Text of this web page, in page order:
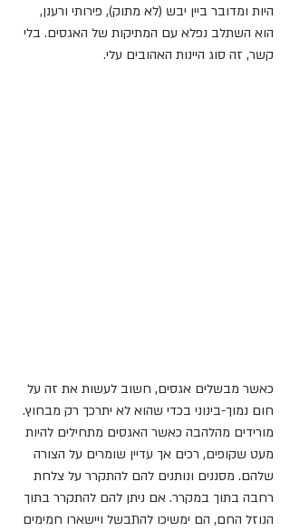
היות ומדובר ביין יבש (לא מתוק), פירותי ורענן,
הוא השתלב נפלא עם המתיקות של האגסים. בלי
קשר, זה סוג היינות האהובים עלי.
כאשר מבשלים אגסים, חשוב לעשות את זה על
חום נמוך-בינוני בכדי שהוא לא יתרכך רק מבחוץ.
מורידים מהלהבה כאשר האגסים מתחילים להיות
מעט שקופים, רכים אך עדיין שומרים על הצורה
שלהם. מסננים ונותנים להם להתקרר על צלחת
רחבה בתוך במקרר. אם ניתן להם להתקרר בתוך
הנוזל החם, הם ימשיכו להתבשל ויישארו חמימים